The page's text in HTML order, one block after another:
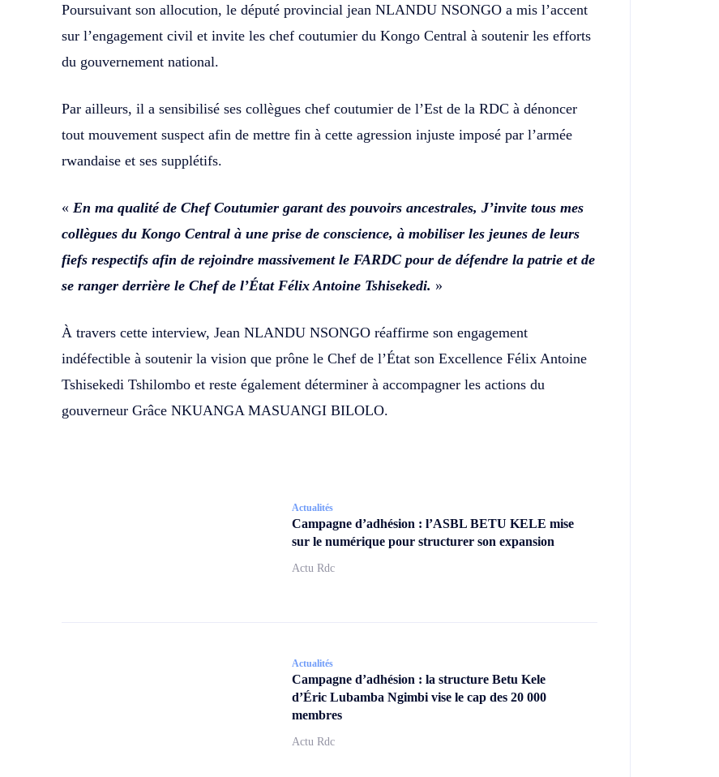
Poursuivant son allocution, le député provincial jean NLANDU NSONGO a mis l’accent
sur l’engagement civil et invite les chef coutumier du Kongo Central à soutenir les efforts
du gouvernement national.
Par ailleurs, il a sensibilisé ses collègues chef coutumier de l’Est de la RDC à dénoncer
tout mouvement suspect afin de mettre fin à cette agression injuste imposé par l’armée
rwandaise et ses supplétifs.
« En ma qualité de Chef Coutumier garant des pouvoirs ancestrales, J’invite tous mes
collègues du Kongo Central à une prise de conscience, à mobiliser les jeunes de leurs
fiefs respectifs afin de rejoindre massivement le FARDC pour de défendre la patrie et de
se ranger derrière le Chef de l’État Félix Antoine Tshisekedi. »
À travers cette interview, Jean NLANDU NSONGO réaffirme son engagement
indéfectible à soutenir la vision que prône le Chef de l’État son Excellence Félix Antoine
Tshisekedi Tshilombo et reste également déterminer à accompagner les actions du
gouverneur Grâce NKUANGA MASUANGI BILOLO.
Actualités
Campagne d’adhésion : l’ASBL BETU KELE mise
sur le numérique pour structurer son expansion
Actu Rdc
Actualités
Campagne d’adhésion : la structure Betu Kele
d’Éric Lubamba Ngimbi vise le cap des 20 000
membres
Actu Rdc